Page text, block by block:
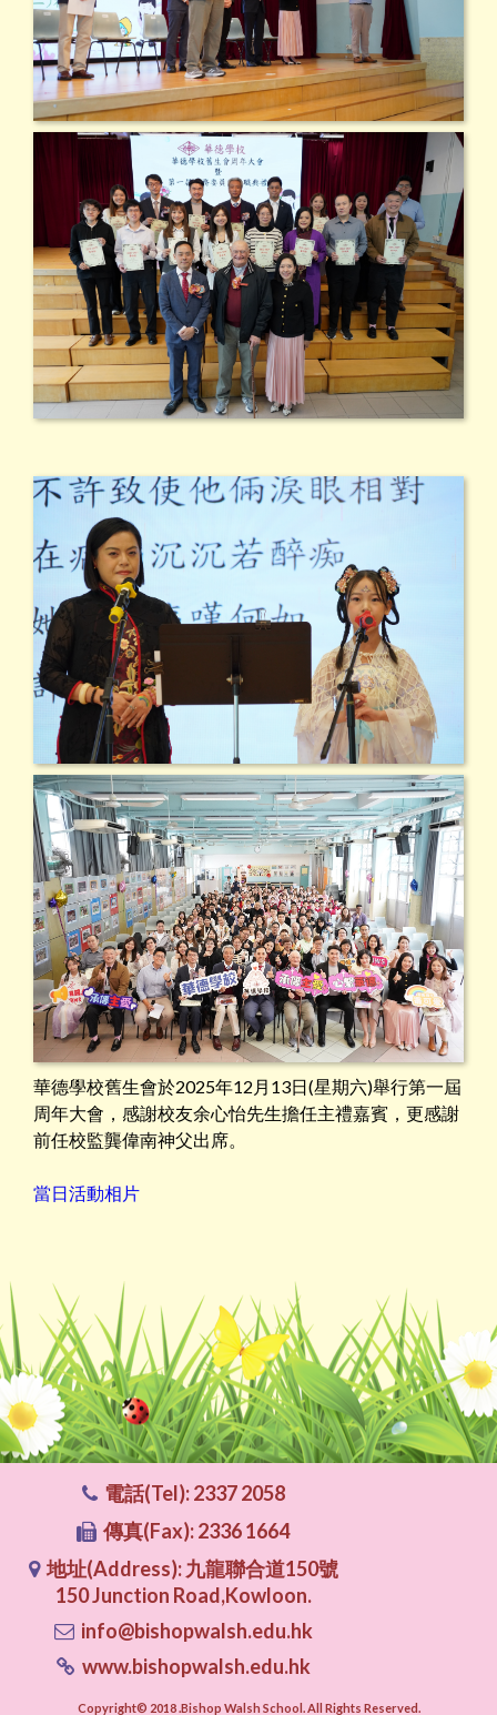
華德學校舊生會於2025年12月13日(星期六)舉行第一屆
周年大會，感謝校友余心怡先生擔任主禮嘉賓，更感謝
前任校監龔偉南神父出席。
當日活動相片
電話(Tel): 2337 2058
傳真(Fax): 2336 1664
地址(Address): 九龍聯合道150號
150 Junction Road,Kowloon.
info@bishopwalsh.edu.hk
www.bishopwalsh.edu.hk
Copyright© 2018 .Bishop Walsh School. All Rights Reserved.